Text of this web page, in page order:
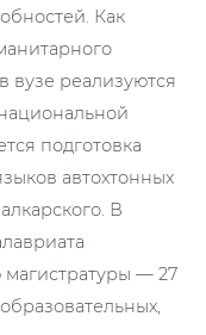
Как
вузе реализуются
подготовка
автохтонных
В
— 27